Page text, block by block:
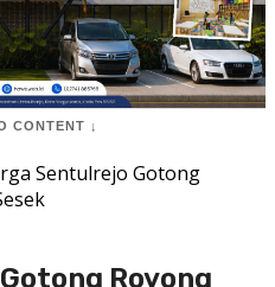
CONTENT ↓
Sentulrejo Gotong
Royong